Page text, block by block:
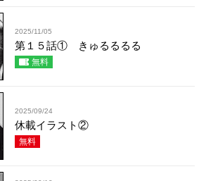
2025/11/05
第１５話① きゅるるるる
無料
2025/09/24
休載イラスト②
無料